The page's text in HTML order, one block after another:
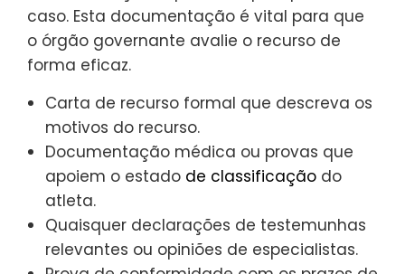
caso. Esta documentação é vital para que
o órgão governante avalie o recurso de
forma eficaz.
Carta de recurso formal que descreva os
motivos do recurso.
Documentação médica ou provas que
apoiem o estado de classificação do
atleta.
Quaisquer declarações de testemunhas
relevantes ou opiniões de especialistas.